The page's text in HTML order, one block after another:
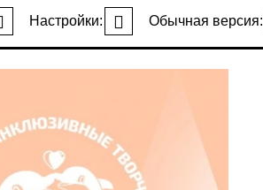
Настройки: Обычная версия: